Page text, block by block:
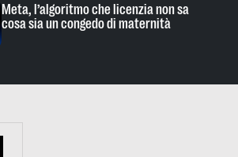
Meta, l’algoritmo che licenzia non sa
cosa sia un congedo di maternità